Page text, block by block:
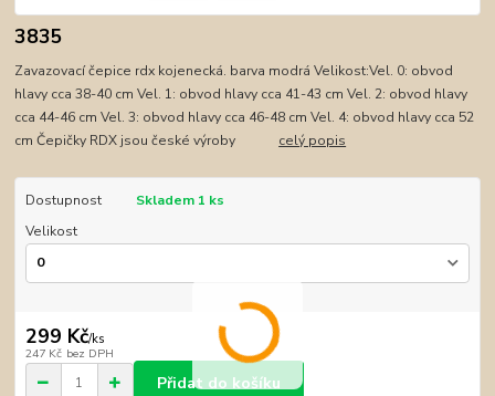
3835
Zavazovací čepice rdx kojenecká. barva modrá Velikost:Vel. 0: obvod
hlavy cca 38-40 cm Vel. 1: obvod hlavy cca 41-43 cm Vel. 2: obvod hlavy
cca 44-46 cm Vel. 3: obvod hlavy cca 46-48 cm Vel. 4: obvod hlavy cca 52
cm Čepičky RDX jsou české výroby celý popis
Dostupnost
Skladem 1 ks
Velikost
299 Kč/ks
247 Kč bez DPH
Přidat do košíku